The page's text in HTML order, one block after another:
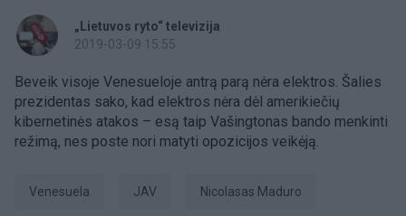
„Lietuvos ryto“ televizija
2019-03-09 15:55
Beveik visoje Venesueloje antrą parą nėra elektros. Šalies
prezidentas sako, kad elektros nėra dėl amerikiečių
kibernetinės atakos – esą taip Vašingtonas bando menkinti
režimą, nes poste nori matyti opozicijos veikėją.
Venesuela JAV Nicolasas Maduro